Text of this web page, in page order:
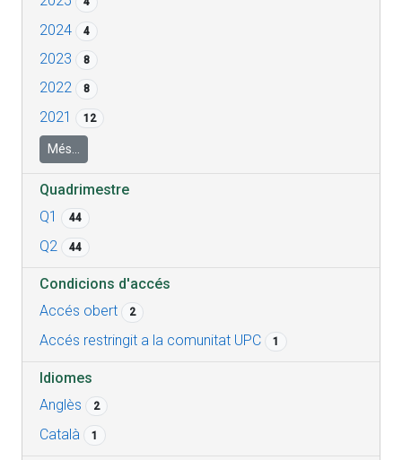
2024 4
2023 8
2022 8
2021 12
Més...
Quadrimestre
Q1
44
Q2 44
Condicions d'accés
Accés obert
2
Accés restringit a la comunitat UPC 1
Idiomes
Anglès
2
Català 1